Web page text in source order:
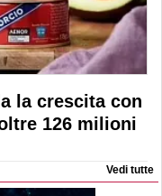
la crescita con
126 milioni
Vedi tutte